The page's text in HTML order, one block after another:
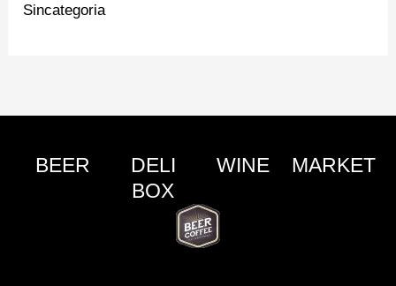
Sincategoria
BEER
DELI
BOX
WINE MARKET